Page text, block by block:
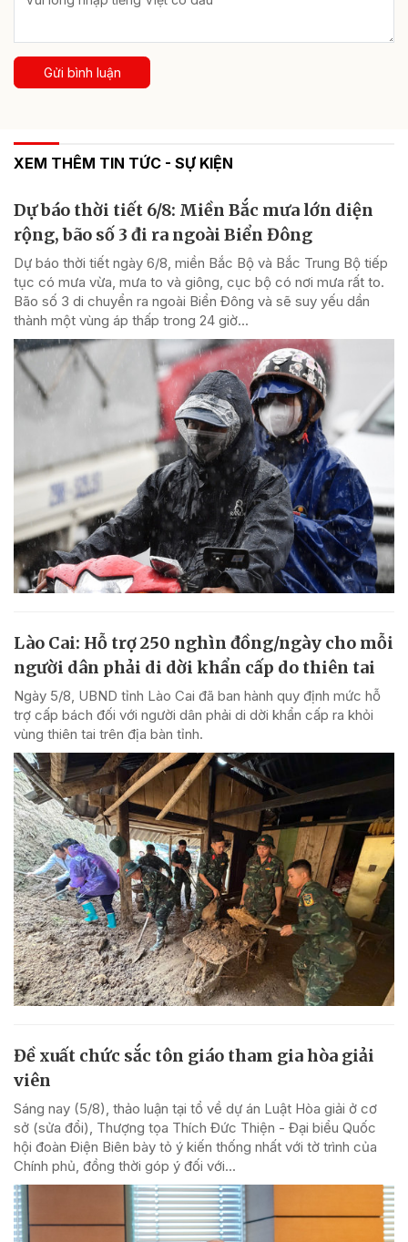
Gửi bình luận
XEM THÊM TIN TỨC - SỰ KIỆN
Dự báo thời tiết 6/8: Miền Bắc mưa lớn diện
rộng, bão số 3 đi ra ngoài Biển Đông
Dự báo thời tiết ngày 6/8, miền Bắc Bộ và Bắc Trung Bộ tiếp
tục có mưa vừa, mưa to và giông, cục bộ có nơi mưa rất to.
Bão số 3 di chuyển ra ngoài Biển Đông và sẽ suy yếu dần
thành một vùng áp thấp trong 24 giờ...
Lào Cai: Hỗ trợ 250 nghìn đồng/ngày cho mỗi
người dân phải di dời khẩn cấp do thiên tai
Ngày 5/8, UBND tỉnh Lào Cai đã ban hành quy định mức hỗ
trợ cấp bách đối với người dân phải di dời khẩn cấp ra khỏi
vùng thiên tai trên địa bàn tỉnh.
Đề xuất chức sắc tôn giáo tham gia hòa giải
viên
Sáng nay (5/8), thảo luận tại tổ về dự án Luật Hòa giải ở cơ
sở (sửa đổi), Thượng tọa Thích Đức Thiện - Đại biểu Quốc
hội đoàn Điện Biên bày tỏ ý kiến thống nhất với tờ trình của
Chính phủ, đồng thời góp ý đối với...